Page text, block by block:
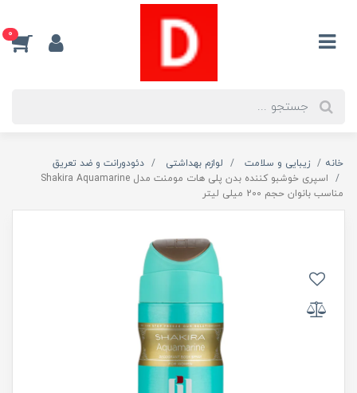
0
خانه زیبایی و سلامت لوازم بهداشتی
دئودورانت و ضد تعریق
اسپری خوشبو کننده بدن پلی هات مومنت مدل Shakira Aquamarine
مناسب بانوان حجم 200 میلی لیتر